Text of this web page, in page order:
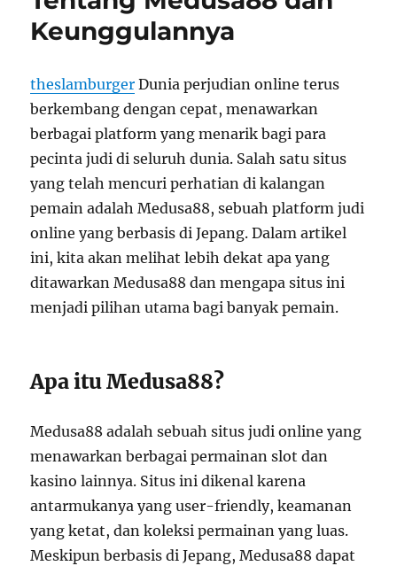
Keunggulannya
theslamburger Dunia perjudian online terus
berkembang dengan cepat, menawarkan
berbagai platform yang menarik bagi para
pecinta judi di seluruh dunia. Salah satu situs
yang telah mencuri perhatian di kalangan
pemain adalah Medusa88, sebuah platform judi
online yang berbasis di Jepang. Dalam artikel
ini, kita akan melihat lebih dekat apa yang
ditawarkan Medusa88 dan mengapa situs ini
menjadi pilihan utama bagi banyak pemain.
Apa itu Medusa88?
Medusa88 adalah sebuah situs judi online yang
menawarkan berbagai permainan slot dan
kasino lainnya. Situs ini dikenal karena
antarmukanya yang user-friendly, keamanan
yang ketat, dan koleksi permainan yang luas.
Meskipun berbasis di Jepang, Medusa88 dapat